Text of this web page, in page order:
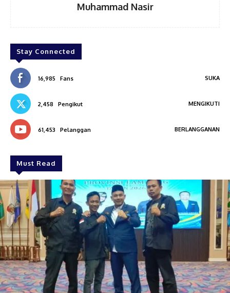
Muhammad Nasir
Stay Connected
16,985 Fans SUKA
2,458 Pengikut MENGIKUTI
61,453 Pelanggan BERLANGGANAN
Must Read